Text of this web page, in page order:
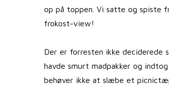
op på toppen. Vi satte og spiste
frokost-view!
Der er forresten ikke deciderede
havde smurt madpakker og
behøver ikke at slæbe et